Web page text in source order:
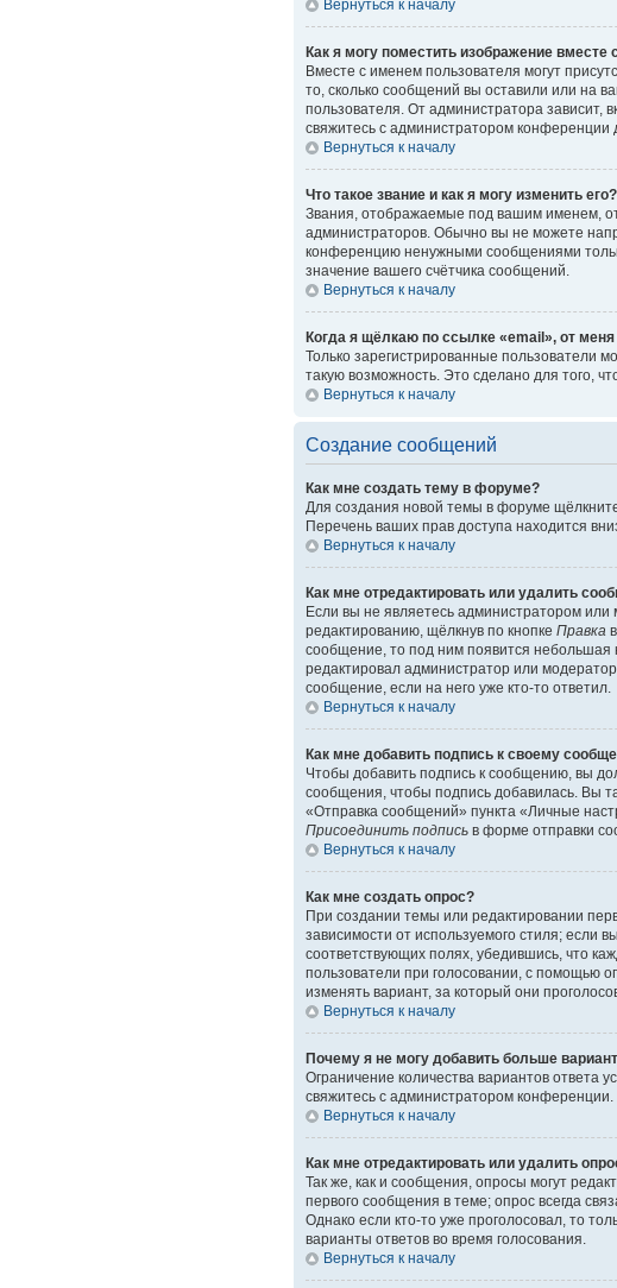
Вернуться к началу
Как я могу поместить изображение
Вместе с именем пользователя могут
то, сколько сообщений вы оставили или на
пользователя. От администратора зависит,
свяжитесь с администратором конференции
Вернуться к началу
Что такое звание и как я могу изменить его?
Звания, отображаемые под вашим именем,
администраторов. Обычно вы не можете
конференцию ненужными сообщениями
значение вашего счётчика сообщений.
Вернуться к началу
Когда я щёлкаю по ссылке «email», от
Только зарегистрированные пользователи
такую возможность. Это сделано для того,
Вернуться к началу
Создание сообщений
Как мне создать тему в форуме?
Для создания новой темы в форуме
Перечень ваших прав доступа находится
Вернуться к началу
Как мне отредактировать или удалить
Если вы не являетесь администратором
редактированию, щёлкнув по кнопке Правка
сообщение, то под ним появится небольшая
редактировал администратор или
сообщение, если на него уже кто-то ответил.
Вернуться к началу
Как мне добавить подпись к своему
Чтобы добавить подпись к сообщению, вы
сообщения, чтобы подпись добавилась. Вы
«Отправка сообщений» пункта «Личные
Присоединить подпись в форме отправки
Вернуться к началу
Как мне создать опрос?
При создании темы или редактировании
зависимости от используемого стиля; если
соответствующих полях, убедившись, что
пользователи при голосовании, с помощью
изменять вариант, за который они
Вернуться к началу
Почему я не могу добавить больше
Ограничение количества вариантов ответа
свяжитесь с администратором конференции.
Вернуться к началу
Как мне отредактировать или удалить
Так же, как и сообщения, опросы могут
первого сообщения в теме; опрос всегда
Однако если кто-то уже проголосовал, то
варианты ответов во время голосования.
Вернуться к началу